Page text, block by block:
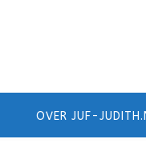
OVER JUF-